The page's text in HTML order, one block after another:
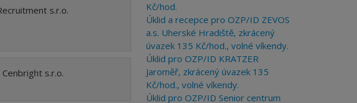
s.r.o.
s.r.o.
Kč/hod.
Úklid a recepce pro OZP/ID ZEVOS
a.s. Uherské Hradiště, zkrácený
úvazek 135 Kč/hod., volné víkendy.
Úklid pro OZP/ID KRATZER
Jaroměř, zkrácený úvazek 135
Kč/hod., volné víkendy.
Úklid pro OZP/ID Senior centrum